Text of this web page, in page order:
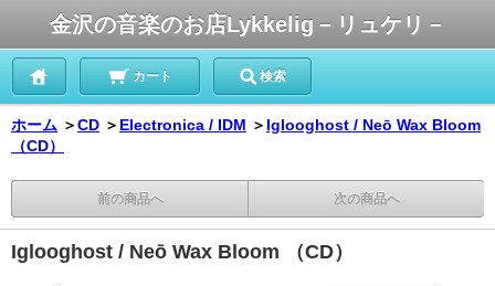
金沢の音楽のお店Lykkelig－リュケリ－
カート 検索
ホーム ＞CD ＞ Electronica / IDM ＞ Iglooghost / Neō Wax Bloom
（CD）
前の商品へ 次の商品へ
Iglooghost / Neō Wax Bloom （CD）